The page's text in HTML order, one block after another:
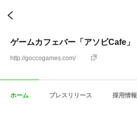
ゲームカフェバー「アソビCafe」
http://goccogames.com/
ホーム プレスリリース 採用情報